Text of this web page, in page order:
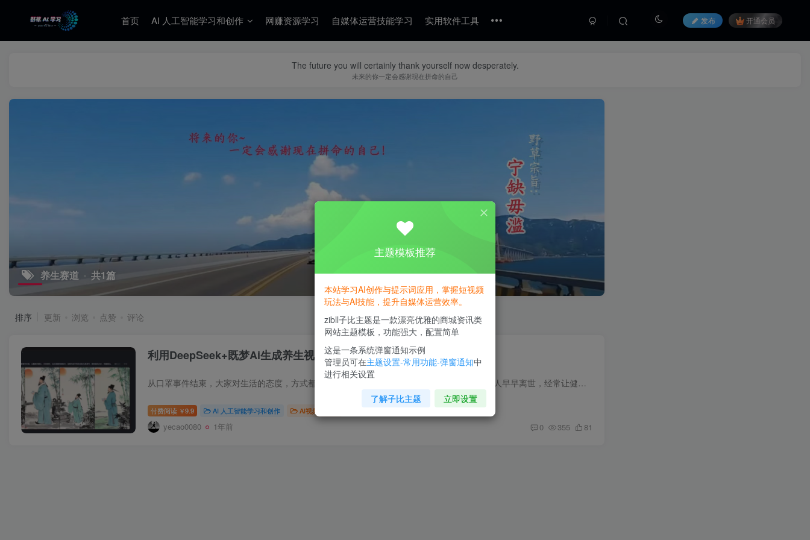
首页 AI 人工智能学习和创作 网赚资源学习 自媒体运营技能学习 实用软件工具 发布 开通会员
The future you will certainly thank yourself now desperately.
未来的你一定会感谢现在拼命的自己
养生赛道 共1篇
排序 更新 浏览 点赞 评论
利用DeepSeek+既梦Ai生成养生视频，详细教学+提示词
从口罩事件结束，大家对生活的态度，方式都有了明显的变化，特别是近几年频频爆出不少名人早早离世，经常让健康养生类话题成为人们的焦点，中式养生的热度也是迅速攀升，古风漫画的方式更是可以...
付费阅读 ￥9.9 AI 人工智能学习和创作 AI视频型创作
yecao0080 1年前 0 355 81
主题模板推荐
本站学习AI创作与提示词应用，掌握短视频
玩法与AI技能，提升自媒体运营效率。
zibll子比主题是一款漂亮优雅的商城资讯类
网站主题模板，功能强大，配置简单
这是一条系统弹窗通知示例
管理员可在主题设置-常用功能-弹窗通知中
进行相关设置
了解子比主题 立即设置